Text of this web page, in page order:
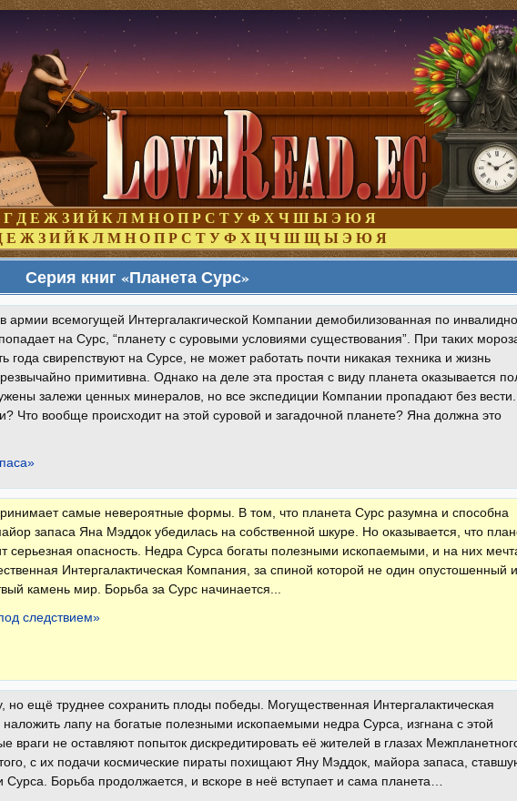
Г Д Е Ж З И Й К Л М Н О П Р С Т У Ф Х Ч Ш Ы Э Ю Я
Е Ж З И Й К Л М Н О П Р С Т У Ф Х Ц Ч Ш Щ Ы Э Ю Я
Серия книг «Планета Сурс»
армии всемогущей Интергалакгической Компании демобилизованная по
на Сурс, “планету с суровыми условиями существования”. При таких
года свирепствуют на Сурсе, не может работать почти никакая техника и жизнь
примитивна. Однако на деле эта простая с виду планета оказывается
залежи ценных минералов, но все экспедиции Компании пропадают без вести.
Что вообще происходит на этой суровой и загадочной планете? Яна должна это
самые невероятные формы. В том, что планета Сурс разумна и способна
запаса Яна Мэддок убедилась на собственной шкуре. Но оказывается, что
серьезная опасность. Недра Сурса богаты полезными ископаемыми, и на них
Интергалактическая Компания, за спиной которой не один опустошенный и
камень мир. Борьба за Сурс начинается...
следствием»
но ещё труднее сохранить плоды победы. Могущественная Интергалактическая
лапу на богатые полезными ископаемыми недра Сурса, изгнана с этой
враги не оставляют попыток дискредитировать её жителей в глазах
с их подачи космические пираты похищают Яну Мэддок, майора запаса,
Сурса. Борьба продолжается, и вскоре в неё вступает и сама планета…